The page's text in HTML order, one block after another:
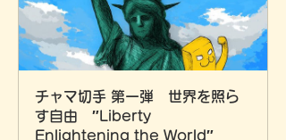
チャマ切手 第一弾　世界を照ら
す自由　″Liberty
Enlightening the World″